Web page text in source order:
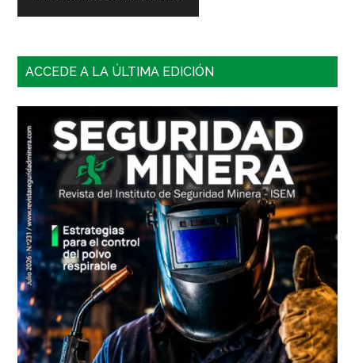
Barra
principal
ACCEDE A LA ÚLTIMA EDICIÓN